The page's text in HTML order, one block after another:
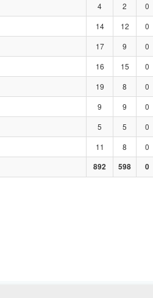
4 2 0
14 12 0
17 9 0
16 15 0
19 8 0
9 9 0
5 5 0
11 8 0
892 598 0